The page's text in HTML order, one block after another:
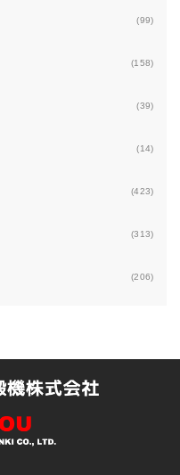
(99)
(158)
(39)
(14)
(423)
(313)
(206)